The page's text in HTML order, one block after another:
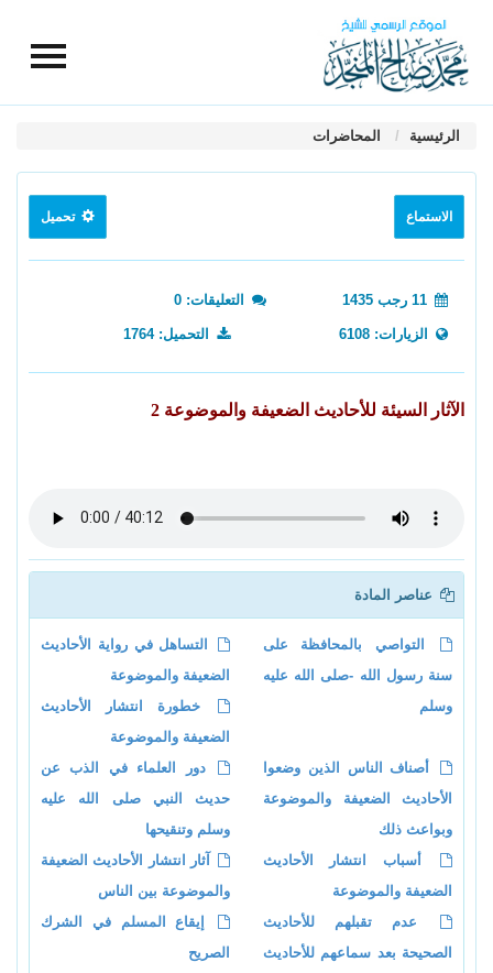
الرئيسية المحاضرات
الاستماع تحميل
التعليقات: 0
الزيارات: 6108 التحميل: 1764
الآثار السيئة للأحاديث الضعيفة والموضوعة 2
عناصر المادة
التواصي بالمحافظة على
سنة رسول الله -صلى الله عليه
وسلم
التساهل في رواية الأحاديث
الضعيفة والموضوعة
خطورة انتشار الأحاديث
الضعيفة والموضوعة
أصناف الناس الذين وضعوا
الأحاديث الضعيفة والموضوعة
وبواعث ذلك
دور العلماء في الذب عن
حديث النبي صلى الله عليه
وسلم وتنقيحها
أسباب انتشار الأحاديث
الضعيفة والموضوعة
آثار انتشار الأحاديث الضعيفة
والموضوعة بين الناس
عدم تقبلهم للأحاديث
الصحيحة بعد سماعهم للأحاديث
إيقاع المسلم في الشرك
الصريح